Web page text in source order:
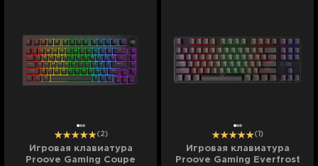
(2)
Игровая клавиатура
Proove Gaming Coupe
(1)
Игровая клавиатура
Proove Gaming Everfrost